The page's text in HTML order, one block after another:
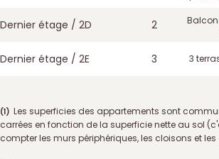
Dernier étage / 2D 2
Dernier étage / 2E 3 3
Les superficies des appartements sont
carrées en fonction de la superficie nette au sol
compter les murs périphériques, les cloisons et